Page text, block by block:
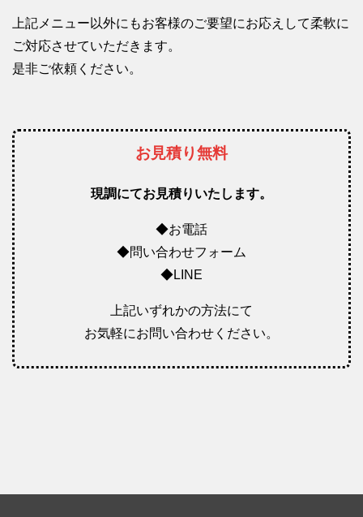
上記メニュー以外にもお客様のご要望にお応えして柔軟に
ご対応させていただきます。
是非ご依頼ください。
お見積り無料
現調にてお見積りいたします。
◆お電話
◆問い合わせフォーム
◆LINE
上記いずれかの方法にて
お気軽にお問い合わせください。